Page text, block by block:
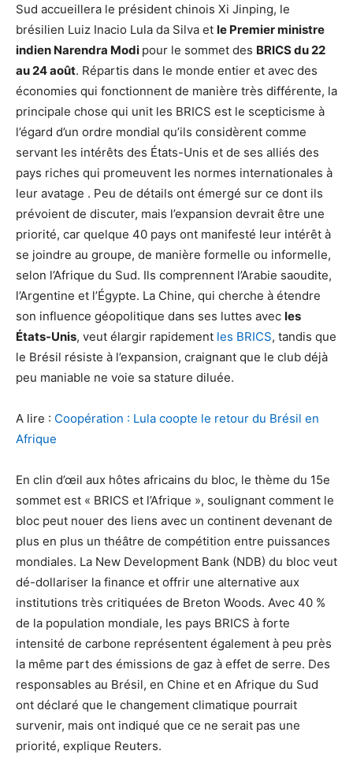
Sud accueillera le président chinois Xi Jinping, le
brésilien Luiz Inacio Lula da Silva et le Premier ministre
indien Narendra Modi pour le sommet des BRICS du 22
au 24 août. Répartis dans le monde entier et avec des
économies qui fonctionnent de manière très différente, la
principale chose qui unit les BRICS est le scepticisme à
l’égard d’un ordre mondial qu’ils considèrent comme
servant les intérêts des États-Unis et de ses alliés des
pays riches qui promeuvent les normes internationales à
leur avatage . Peu de détails ont émergé sur ce dont ils
prévoient de discuter, mais l’expansion devrait être une
priorité, car quelque 40 pays ont manifesté leur intérêt à
se joindre au groupe, de manière formelle ou informelle,
selon l’Afrique du Sud. Ils comprennent l’Arabie saoudite,
l’Argentine et l’Égypte. La Chine, qui cherche à étendre
son influence géopolitique dans ses luttes avec les
États-Unis, veut élargir rapidement les BRICS, tandis que
le Brésil résiste à l’expansion, craignant que le club déjà
peu maniable ne voie sa stature diluée.
A lire : Coopération : Lula coopte le retour du Brésil en
Afrique
En clin d’œil aux hôtes africains du bloc, le thème du 15e
sommet est « BRICS et l’Afrique », soulignant comment le
bloc peut nouer des liens avec un continent devenant de
plus en plus un théâtre de compétition entre puissances
mondiales. La New Development Bank (NDB) du bloc veut
dé-dollariser la finance et offrir une alternative aux
institutions très critiquées de Breton Woods. Avec 40 %
de la population mondiale, les pays BRICS à forte
intensité de carbone représentent également à peu près
la même part des émissions de gaz à effet de serre. Des
responsables au Brésil, en Chine et en Afrique du Sud
ont déclaré que le changement climatique pourrait
survenir, mais ont indiqué que ce ne serait pas une
priorité, explique Reuters.